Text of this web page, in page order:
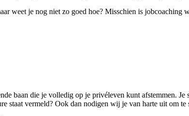
weet je nog niet zo goed hoe? Misschien is
baan die je volledig op je privéleven kunt afstemmen.
staat vermeld? Ook dan nodigen wij je van harte uit om